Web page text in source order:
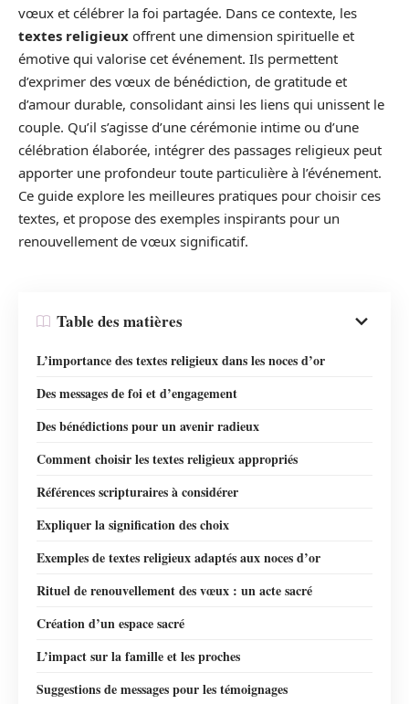
vœux et célébrer la foi partagée. Dans ce contexte, les
textes religieux offrent une dimension spirituelle et
émotive qui valorise cet événement. Ils permettent
d’exprimer des vœux de bénédiction, de gratitude et
d’amour durable, consolidant ainsi les liens qui unissent le
couple. Qu’il s’agisse d’une cérémonie intime ou d’une
célébration élaborée, intégrer des passages religieux peut
apporter une profondeur toute particulière à l’événement.
Ce guide explore les meilleures pratiques pour choisir ces
textes, et propose des exemples inspirants pour un
renouvellement de vœux significatif.
Table des matières
L’importance des textes religieux dans les noces d’or
Des messages de foi et d’engagement
Des bénédictions pour un avenir radieux
Comment choisir les textes religieux appropriés
Références scripturaires à considérer
Expliquer la signification des choix
Exemples de textes religieux adaptés aux noces d’or
Rituel de renouvellement des vœux : un acte sacré
Création d’un espace sacré
L’impact sur la famille et les proches
Suggestions de messages pour les témoignages